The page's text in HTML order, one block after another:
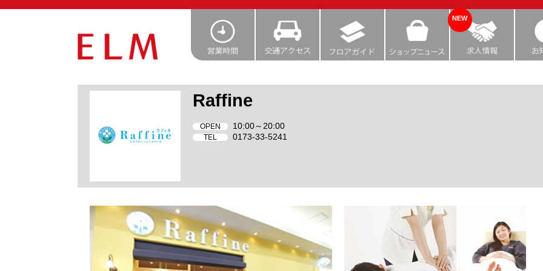
NEW
Raffine
OPEN 10:00～20:00
TEL 0173-33-5241